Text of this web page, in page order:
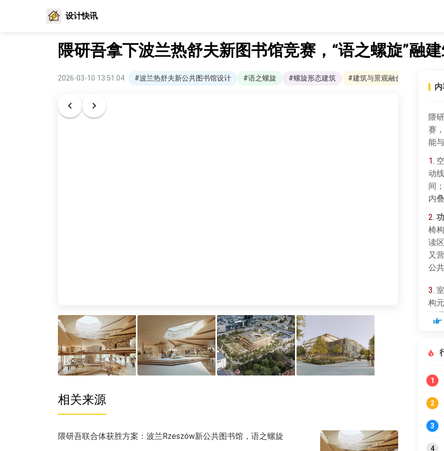
设计快讯
隈研吾拿下波兰热舒夫新图书馆竞赛，“语之螺旋”融
2026-03-10 13:51:04 #波兰热舒夫新公共图书馆设计 #语之螺旋 #螺旋形态建筑 #建筑与景观融合
相关来源
隈研吾联合体获胜方案：波兰Rzeszów新公共图书馆，语之螺旋
隈
赛
能
1.
动
间
内
2.
椅
读
又
公
3.
构
可
台
4.
顶
园
顶
1
2
3
4